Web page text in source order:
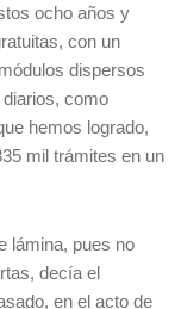
ocho años y
con un
dispersos
como
hemos logrado,
mil trámites en un
lámina, pues no
decía el
en el acto de